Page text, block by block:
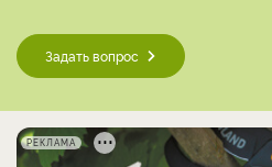
Задать вопрос
РЕКЛАМА